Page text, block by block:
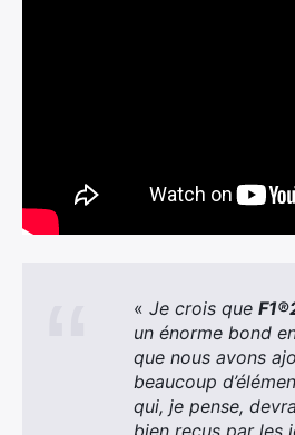
« Je crois que F1
un énorme bond
que nous avons
beaucoup
qui, je pense,
bien reçus par les